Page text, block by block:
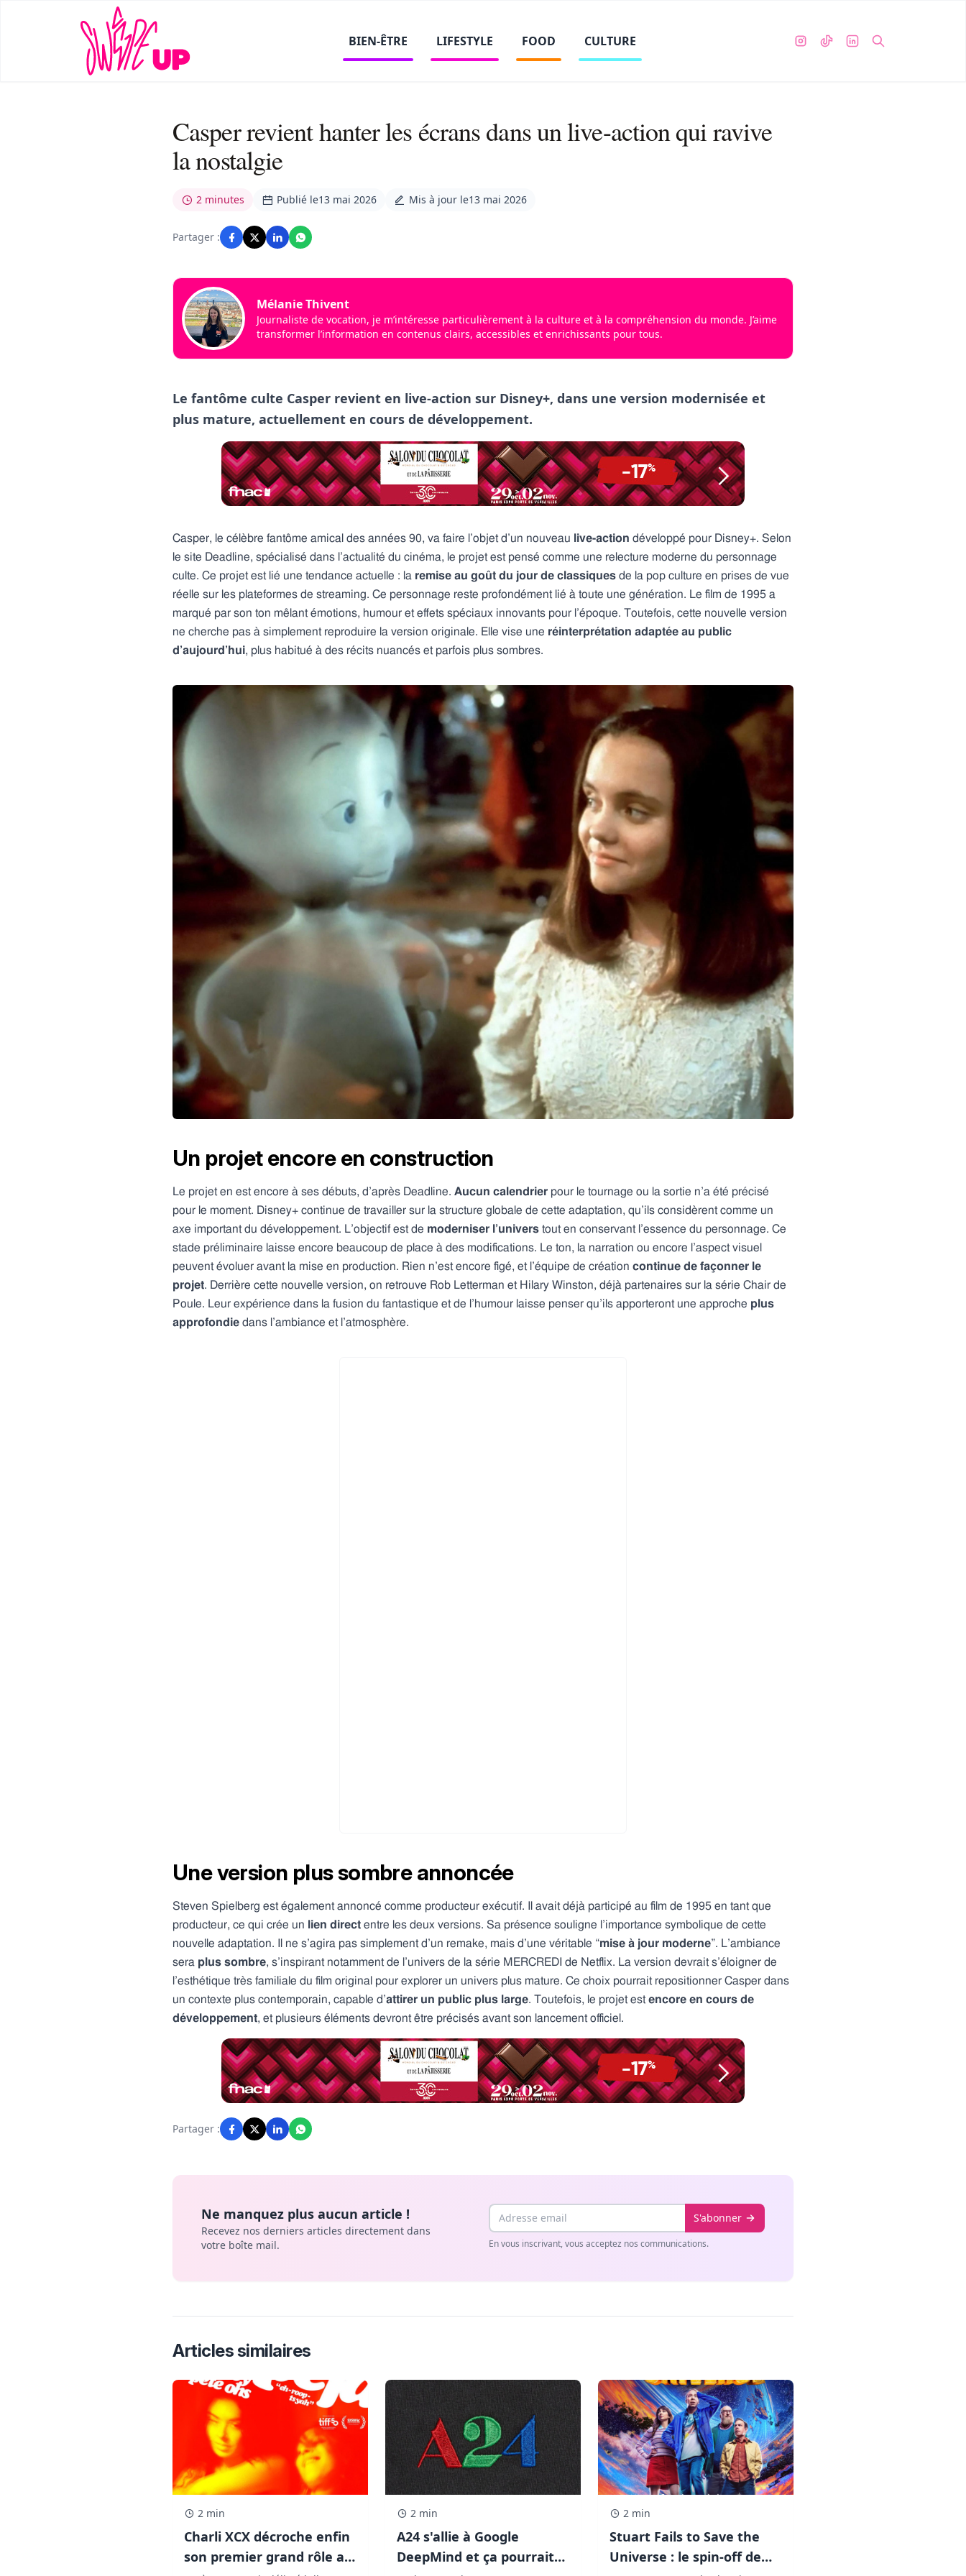
BIEN-ÊTRE LIFESTYLE FOOD CULTURE
Casper revient hanter les écrans dans un live-action qui ravive
la nostalgie
2 minutes Publié le13 mai 2026 Mis à jour le13 mai 2026
Partager :
Mélanie Thivent
Journaliste de vocation, je m’intéresse particulièrement à la culture et à la compréhension du monde. J’aime
transformer l’information en contenus clairs, accessibles et enrichissants pour tous.
Le fantôme culte Casper revient en live-action sur Disney+, dans une version modernisée et
plus mature, actuellement en cours de développement.
Casper, le célèbre fantôme amical des années 90, va faire l’objet d’un nouveau live-action développé pour Disney+. Selon
le site Deadline, spécialisé dans l’actualité du cinéma, le projet est pensé comme une relecture moderne du personnage
culte. Ce projet est lié une tendance actuelle : la remise au goût du jour de classiques de la pop culture en prises de vue
réelle sur les plateformes de streaming. Ce personnage reste profondément lié à toute une génération. Le film de 1995 a
marqué par son ton mêlant émotions, humour et effets spéciaux innovants pour l’époque. Toutefois, cette nouvelle version
ne cherche pas à simplement reproduire la version originale. Elle vise une réinterprétation adaptée au public
d’aujourd’hui, plus habitué à des récits nuancés et parfois plus sombres.
Un projet encore en construction
Le projet en est encore à ses débuts, d’après Deadline. Aucun calendrier pour le tournage ou la sortie n’a été précisé
pour le moment. Disney+ continue de travailler sur la structure globale de cette adaptation, qu’ils considèrent comme un
axe important du développement. L’objectif est de moderniser l’univers tout en conservant l’essence du personnage. Ce
stade préliminaire laisse encore beaucoup de place à des modifications. Le ton, la narration ou encore l’aspect visuel
peuvent évoluer avant la mise en production. Rien n’est encore figé, et l’équipe de création continue de façonner le
projet. Derrière cette nouvelle version, on retrouve Rob Letterman et Hilary Winston, déjà partenaires sur la série Chair de
Poule. Leur expérience dans la fusion du fantastique et de l’humour laisse penser qu’ils apporteront une approche plus
approfondie dans l’ambiance et l’atmosphère.
Une version plus sombre annoncée
Steven Spielberg est également annoncé comme producteur exécutif. Il avait déjà participé au film de 1995 en tant que
producteur, ce qui crée un
lien direct entre les deux versions. Sa présence souligne l’importance symbolique de cette
nouvelle adaptation. Il ne s’agira pas simplement d’un remake, mais d’une véritable “mise à jour moderne”. L’ambiance
sera plus sombre, s’inspirant notamment de l’univers de la série MERCREDI de Netflix. La version devrait s’éloigner de
l’esthétique très familiale du film original pour explorer un univers plus mature. Ce choix pourrait repositionner Casper dans
un contexte plus contemporain, capable d’attirer un public plus large. Toutefois, le projet est encore en cours de
développement, et plusieurs éléments devront être précisés avant son lancement officiel.
Partager :
Ne manquez plus aucun article !
Recevez nos derniers articles directement dans
votre boîte mail.
Email S'abonner
En vous inscrivant, vous acceptez nos communications.
Articles similaires
2 min
Charli XCX décroche enfin
son premier grand rôle au
2 min
A24 s'allie à Google
DeepMind et ça pourrait
2 min
Stuart Fails to Save the
Universe : le spin-off de